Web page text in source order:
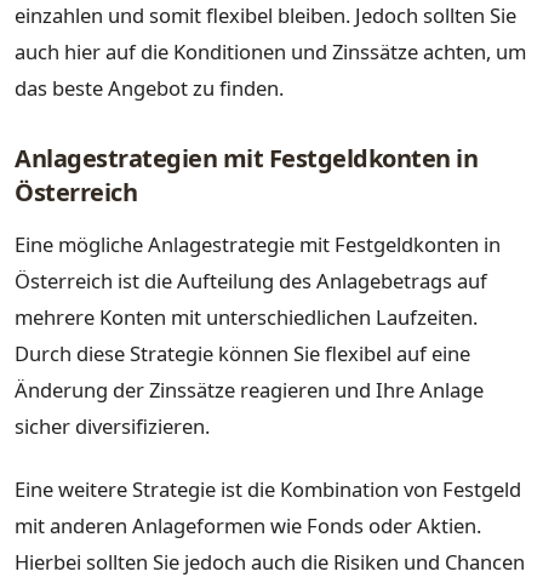
einzahlen und somit flexibel bleiben. Jedoch sollten Sie
auch hier auf die Konditionen und Zinssätze achten, um
das beste Angebot zu finden.
Anlagestrategien mit Festgeldkonten in
Österreich
Eine mögliche Anlagestrategie mit Festgeldkonten in
Österreich ist die Aufteilung des Anlagebetrags auf
mehrere Konten mit unterschiedlichen Laufzeiten.
Durch diese Strategie können Sie flexibel auf eine
Änderung der Zinssätze reagieren und Ihre Anlage
sicher diversifizieren.
Eine weitere Strategie ist die Kombination von Festgeld
mit anderen Anlageformen wie Fonds oder Aktien.
Hierbei sollten Sie jedoch auch die Risiken und Chancen